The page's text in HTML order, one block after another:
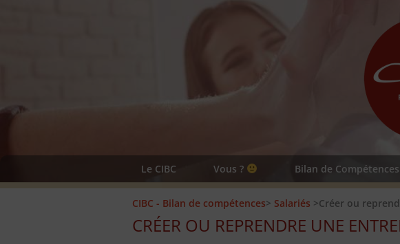
Le CIBC Vous ? Bilan de Compétences
CIBC - Bilan de compétences> Salariés >Créer ou
CRÉER OU REPRENDRE UNE